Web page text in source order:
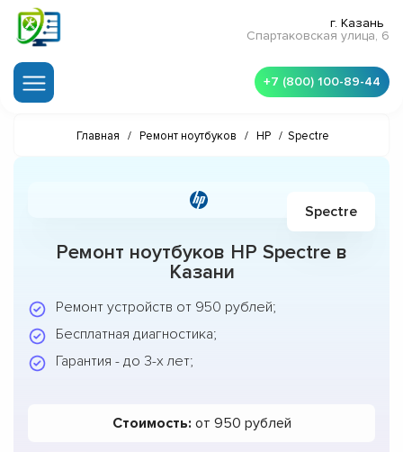
г. Казань
Спартаковская улица, 6
+7 (800) 100-89-44
Главная / Ремонт ноутбуков / HP / Spectre
Ремонт ноутбуков HP Spectre в
Казани
Ремонт устройств от 950 рублей;
Бесплатная диагностика;
Гарантия - до 3-х лет;
Стоимость: от 950 рублей
Spectre